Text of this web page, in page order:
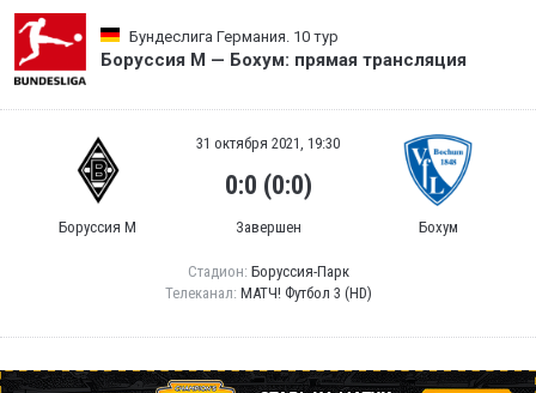
Бундеслига Германия. 10 тур
Боруссия М — Бохум: прямая трансляция
Боруссия М
31 октября 2021, 19:30
0:0 (0:0)
Завершен Бохум
Стадион: Боруссия-Парк
Телеканал: МАТЧ! Футбол 3 (HD)